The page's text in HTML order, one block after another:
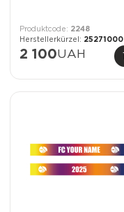
2248
25271000
2 100UAH